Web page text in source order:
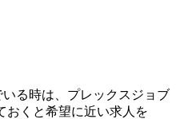
る時は、プレックスジョブ
おくと希望に近い求人を